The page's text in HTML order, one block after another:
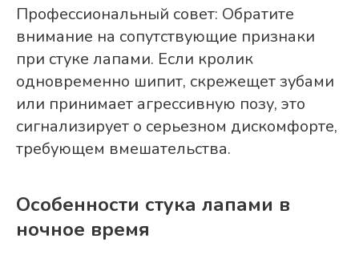
Профессиональный совет: Обратите
внимание на сопутствующие признаки
при стуке лапами. Если кролик
одновременно шипит, скрежещет зубами
или принимает агрессивную позу, это
сигнализирует о серьезном дискомфорте,
требующем вмешательства.
Особенности стука лапами в
ночное время